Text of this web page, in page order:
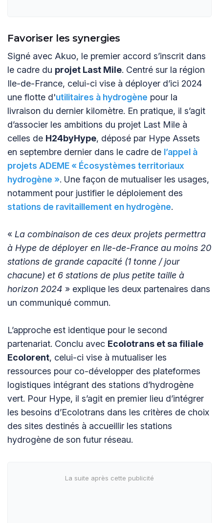
Favoriser les synergies
Signé avec Akuo, le premier accord s’inscrit dans
le cadre du projet Last Mile. Centré sur la région
Ile-de-France, celui-ci vise à déployer d’ici 2024
une flotte d'utilitaires à hydrogène pour la
livraison du dernier kilomètre. En pratique, il s’agit
d’associer les ambitions du projet Last Mile à
celles de H24byHype, déposé par Hype Assets
en septembre dernier dans le cadre de l’appel à
projets ADEME « Écosystèmes territoriaux
hydrogène ». Une façon de mutualiser les usages,
notamment pour justifier le déploiement des
stations de ravitaillement en hydrogène.
« La combinaison de ces deux projets permettra
à Hype de déployer en Ile-de-France au moins 20
stations de grande capacité (1 tonne / jour
chacune) et 6 stations de plus petite taille à
horizon 2024 » explique les deux partenaires dans
un communiqué commun.
L’approche est identique pour le second
partenariat. Conclu avec Ecolotrans et sa filiale
Ecolorent, celui-ci vise à mutualiser les
ressources pour co-développer des plateformes
logistiques intégrant des stations d’hydrogène
vert. Pour Hype, il s’agit en premier lieu d’intégrer
les besoins d’Ecolotrans dans les critères de choix
des sites destinés à accueillir les stations
hydrogène de son futur réseau.